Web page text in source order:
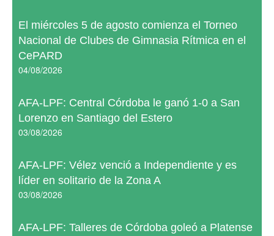
El miércoles 5 de agosto comienza el Torneo
Nacional de Clubes de Gimnasia Rítmica en el
CePARD
04/08/2026
AFA-LPF: Central Córdoba le ganó 1-0 a San
Lorenzo en Santiago del Estero
03/08/2026
AFA-LPF: Vélez venció a Independiente y es
líder en solitario de la Zona A
03/08/2026
AFA-LPF: Talleres de Córdoba goleó a Platense